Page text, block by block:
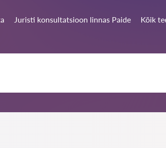
Juristi konsultatsioon linnas Paide Kõik